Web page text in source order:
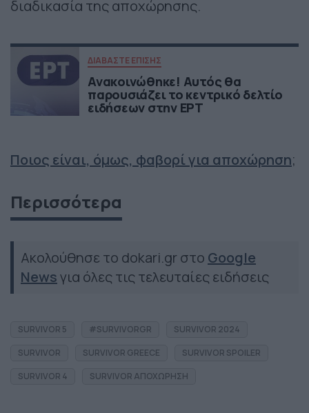
διαδικασία της αποχώρησης.
ΔΙΑΒΑΣΤΕ ΕΠΙΣΗΣ
Ανακοινώθηκε! Αυτός θα
παρουσιάζει το κεντρικό δελτίο
ειδήσεων στην ΕΡΤ
Ποιος είναι, όμως, φαβορί για αποχώρηση;
Περισσότερα
Ακολούθησε το dokari.gr στο Google
Newsγια όλες τις τελευταίες ειδήσεις
SURVIVOR 5 #SURVIVORGR
SURVIVOR 2024
SURVIVOR
SURVIVOR GREECE
SURVIVOR SPOILER
SURVIVOR 4
SURVIVOR ΑΠΟΧΩΡΗΣΗ